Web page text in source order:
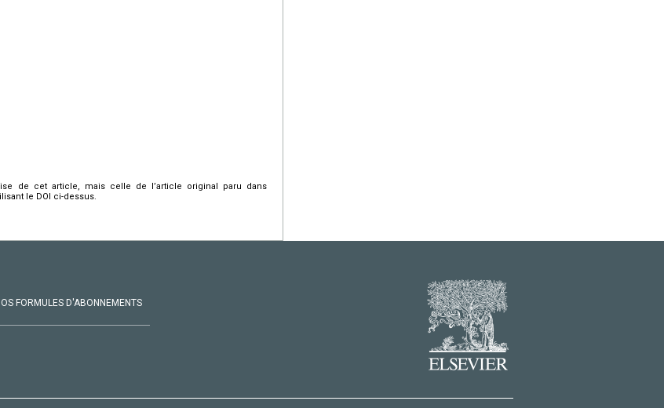
de cet article, mais celle de l’article original paru dans
le DOI ci-dessus.
FORMULES D'ABONNEMENTS